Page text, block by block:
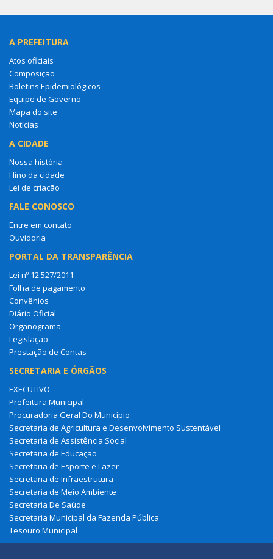
A PREFEITURA
Atos oficiais
Composição
Boletins Epidemiológicos
Equipe de Governo
Mapa do site
Notícias
A CIDADE
Nossa história
Hino da cidade
Lei de criação
FALE CONOSCO
Entre em contato
Ouvidoria
PORTAL DA TRANSPARÊNCIA
Lei nº 12.527/2011
Folha de pagamento
Convênios
Diário Oficial
Organograma
Legislação
Prestação de Contas
SECRETARIA E ÓRGÃOS
EXECUTIVO
Prefeitura Municipal
Procuradoria Geral Do Município
Secretaria de Agricultura e Desenvolvimento Sustentável
Secretaria de Assistência Social
Secretaria de Educação
Secretaria de Esporte e Lazer
Secretaria de Infraestrutura
Secretaria de Meio Ambiente
Secretaria De Saúde
Secretaria Municipal da Fazenda Pública
Tesouro Municipal